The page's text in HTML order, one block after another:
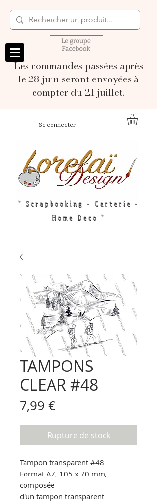
Les commandes passées après
le 28 juin seront envoyées à
compter du 21 juillet.
Se connecter
" Scrapbooking - Carterie -
Home Deco "
TAMPONS
CLEAR #48
7,99 €Prix
Rupture de stock
Tampon transparent #48
Format A7, 105 x 70 mm,
composée
d'un tampon transparent.